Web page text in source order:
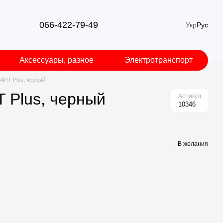
066-422-79-49 УкрРус
Аксессуары, разное Электротранспорт
Plus, черный
Plus, черный Артикул
10346
В желания